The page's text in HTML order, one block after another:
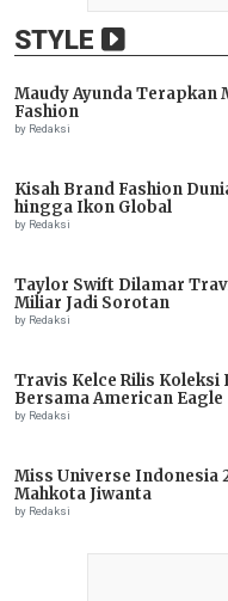
STYLE
Maudy Ayunda Terapkan
Fashion
by Redaksi
Kisah Brand Fashion
hingga Ikon Global
by Redaksi
Taylor Swift Dilamar
Miliar Jadi Sorotan
by Redaksi
Travis Kelce Rilis Koleksi
Bersama American Eagle
by Redaksi
Miss Universe Indonesia
Mahkota Jiwanta
by Redaksi